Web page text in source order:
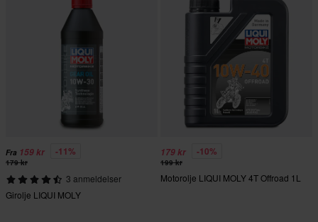
Fra 159 kr -11%
179 kr
3 anmeldelser
Girolje LIQUI MOLY
179 kr -10%
199 kr
Motorolje LIQUI MOLY 4T Offroad 1L